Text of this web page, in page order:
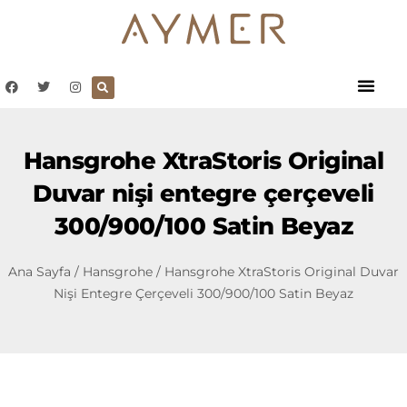
Hansgrohe XtraStoris Original
Duvar nişi entegre çerçeveli
300/900/100 Satin Beyaz
Ana Sayfa / Hansgrohe / Hansgrohe XtraStoris Original Duvar
Nişi Entegre Çerçeveli 300/900/100 Satin Beyaz